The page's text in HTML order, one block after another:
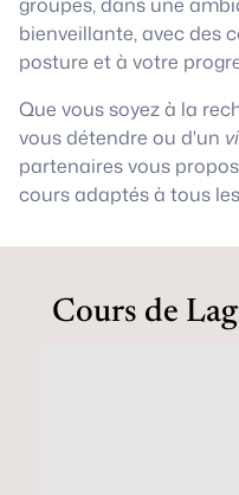
bienveillante, avec des
posture et à votre
Que vous soyez à la
vous détendre ou d'un
partenaires vous
cours adaptés à tous
Cours de